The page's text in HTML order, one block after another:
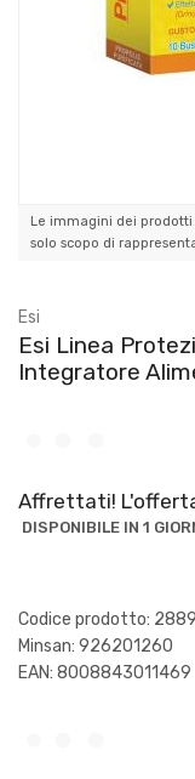
Le immagini dei
solo scopo di
Esi
Esi Linea
Integratore
Affrettati!
DISPONIBILE IN 1
Codice prodotto:
Minsan: 926201260
EAN: 8008843011469